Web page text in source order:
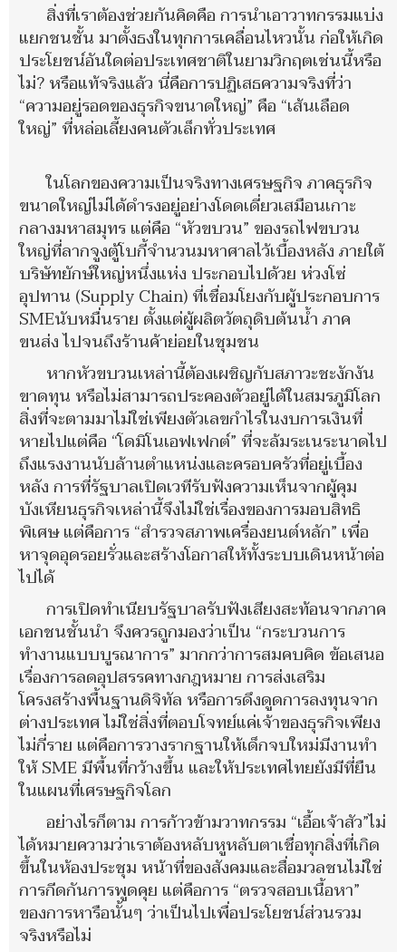
สิ่งที่เราต้องช่วยกันคิดคือ การนำเอาวาทกรรมแบ่ง
แยกชนชั้น มาตั้งธงในทุกการเคลื่อนไหวนั้น ก่อให้เกิด
ประโยชน์อันใดต่อประเทศชาติในยามวิกฤตเช่นนี้หรือ
ไม่? หรือแท้จริงแล้ว นี่คือการปฏิเสธความจริงที่ว่า
“ความอยู่รอดของธุรกิจขนาดใหญ่” คือ “เส้นเลือด
ใหญ่” ที่หล่อเลี้ยงคนตัวเล็กทั่วประเทศ
ในโลกของความเป็นจริงทางเศรษฐกิจ ภาคธุรกิจ
ขนาดใหญ่ไม่ได้ดำรงอยู่อย่างโดดเดี่ยวเสมือนเกาะ
กลางมหาสมุทร แต่คือ “หัวขบวน” ของรถไฟขบวน
ใหญ่ที่ลากจูงตู้โบกี้จำนวนมหาศาลไว้เบื้องหลัง ภายใต้
บริษัทยักษ์ใหญ่หนึ่งแห่ง ประกอบไปด้วย ห่วงโซ่
อุปทาน (Supply Chain) ที่เชื่อมโยงกับผู้ประกอบการ
SMEนับหมื่นราย ตั้งแต่ผู้ผลิตวัตถุดิบต้นน้ำ ภาค
ขนส่ง ไปจนถึงร้านค้าย่อยในชุมชน
หากหัวขบวนเหล่านี้ต้องเผชิญกับสภาวะชะงักงัน
ขาดทุน หรือไม่สามารถประคองตัวอยู่ได้ในสมรภูมิโลก
สิ่งที่จะตามมาไม่ใช่เพียงตัวเลขกำไรในงบการเงินที่
หายไปแต่คือ “โดมิโนเอฟเฟกต์” ที่จะล้มระเนระนาดไป
ถึงแรงงานนับล้านตำแหน่งและครอบครัวที่อยู่เบื้อง
หลัง การที่รัฐบาลเปิดเวทีรับฟังความเห็นจากผู้คุม
บังเหียนธุรกิจเหล่านี้จึงไม่ใช่เรื่องของการมอบสิทธิ
พิเศษ แต่คือการ “สำรวจสภาพเครื่องยนต์หลัก” เพื่อ
หาจุดอุดรอยรั่วและสร้างโอกาสให้ทั้งระบบเดินหน้าต่อ
ไปได้
การเปิดทำเนียบรัฐบาลรับฟังเสียงสะท้อนจากภาค
เอกชนชั้นนำ จึงควรถูกมองว่าเป็น “กระบวนการ
ทำงานแบบบูรณาการ” มากกว่าการสมคบคิด ข้อเสนอ
เรื่องการลดอุปสรรคทางกฎหมาย การส่งเสริม
โครงสร้างพื้นฐานดิจิทัล หรือการดึงดูดการลงทุนจาก
ต่างประเทศ ไม่ใช่สิ่งที่ตอบโจทย์แค่เจ้าของธุรกิจเพียง
ไม่กี่ราย แต่คือการวางรากฐานให้เด็กจบใหม่มีงานทำ
ให้ SME มีพื้นที่กว้างขึ้น และให้ประเทศไทยยังมีที่ยืน
ในแผนที่เศรษฐกิจโลก
อย่างไรก็ตาม การก้าวข้ามวาทกรรม “เอื้อเจ้าสัว”ไม่
ได้หมายความว่าเราต้องหลับหูหลับตาเชื่อทุกสิ่งที่เกิด
ขึ้นในห้องประชุม หน้าที่ของสังคมและสื่อมวลชนไม่ใช่
การกีดกันการพูดคุย แต่คือการ “ตรวจสอบเนื้อหา”
ของการหารือนั้นๆ ว่าเป็นไปเพื่อประโยชน์ส่วนรวม
จริงหรือไม่